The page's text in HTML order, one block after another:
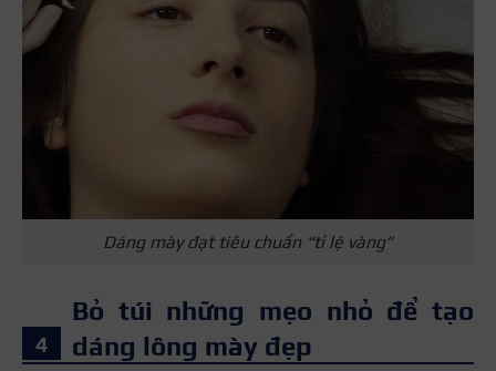
Dáng mày đạt tiêu chuẩn “tỉ lệ vàng”
Bỏ túi những mẹo nhỏ để tạo
dáng lông mày đẹp